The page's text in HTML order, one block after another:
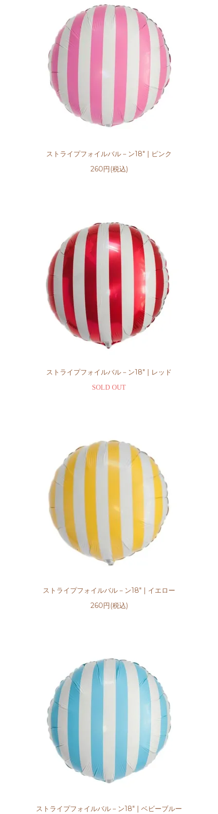
ストライプフォイルバル－ン18" | ピンク
260円(税込)
ストライプフォイルバル－ン18" | レッド
SOLD OUT
ストライプフォイルバル－ン18" | イエロー
260円(税込)
ストライプフォイルバル－ン18" | ベビーブルー